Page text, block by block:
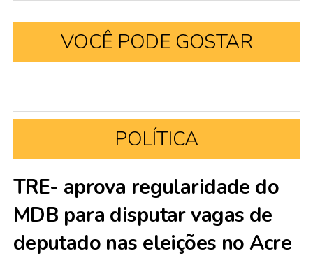
VOCÊ PODE GOSTAR
POLÍTICA
TRE- aprova regularidade do
MDB para disputar vagas de
deputado nas eleições no Acre